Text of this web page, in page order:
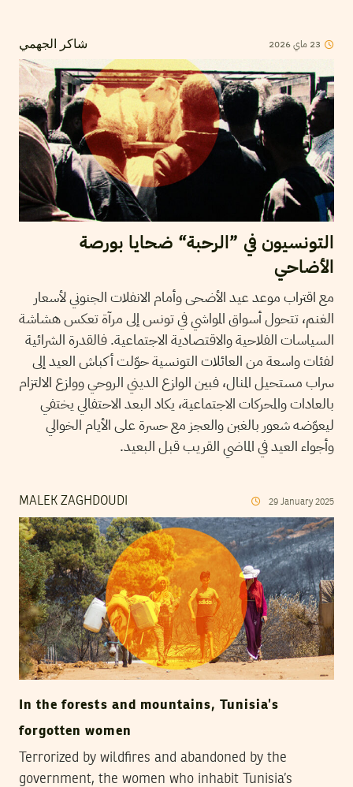
شاكر الجهمي 23 ماي2026
التونسيون في ”الرحبة“ ضحايا بورصة
الأضاحي
مع اقتراب موعد عيد الأضحى وأمام الانفلات الجنوني لأسعار
الغنم، تتحول أسواق المواشي في تونس إلى مرآة تعكس هشاشة
السياسات الفلاحية والاقتصادية الاجتماعية. فالقدرة الشرائية
لفئات واسعة من العائلات التونسية حوّلت أكباش العيد إلى
سراب مستحيل المنال، فبين الوازع الديني الروحي ووازع الالتزام
بالعادات والمحركات الاجتماعية، يكاد البعد الاحتفالي يختفي
ليعوّضه شعور بالغبن والعجز مع حسرة على الأيام الخوالي
وأجواء العيد في الماضي القريب قبل البعيد.
MALEK ZAGHDOUDI 29 January 2025
In the forests and mountains, Tunisia’s
forgotten women
Terrorized by wildfires and abandoned by the
government, the women who inhabit Tunisia’s